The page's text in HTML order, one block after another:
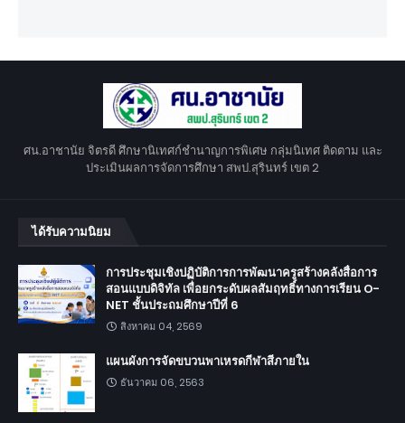
ศน.อาชานัย จิตรดี ศึกษานิเทศก์ชำนาญการพิเศษ กลุ่มนิเทศ ติดตาม และ
ประเมินผลการจัดการศึกษา สพป.สุรินทร์ เขต 2
ได้รับความนิยม
การประชุมเชิงปฏิบัติการการพัฒนาครูสร้างคลังสื่อการ
สอนแบบดิจิทัล เพื่อยกระดับผลสัมฤทธิ์ทางการเรียน O-
NET ชั้นประถมศึกษาปีที่ 6
สิงหาคม 04, 2569
แผนผังการจัดขบวนพาเหรดกีฬาสีภายใน
ธันวาคม 06, 2563